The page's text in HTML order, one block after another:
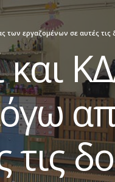
των εργαζομένων σε αυτές τις
και